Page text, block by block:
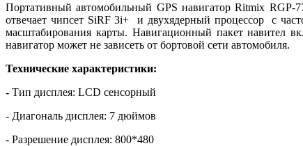
Портативный автомобильный GPS навигатор Ritmix RGP-
отвечает чипсет SiRF 3i+ и двухядерный процессор с
масштабирования карты. Навигационный пакет навител
навигатор может не зависеть от бортовой сети автомобиля.
Технические характеристики:
- Тип дисплея: LCD сенсорный
- Диагональ дисплея: 7 дюймов
- Разрешение дисплея: 800*480